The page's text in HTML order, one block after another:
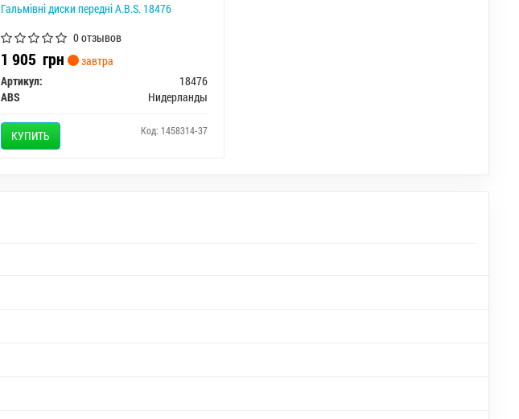
Гальмiвнi диски переднi A.B.S. 18476
0 отзывов
1 905 грн
завтра
Артикул:
18476
ABS
Нидерланды
КУПИТЬ Код: 1458314-37